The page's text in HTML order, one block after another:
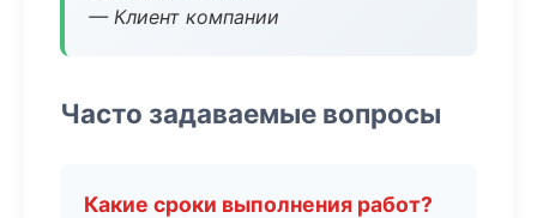
— Клиент компании
Часто задаваемые вопросы
Какие сроки выполнения работ?